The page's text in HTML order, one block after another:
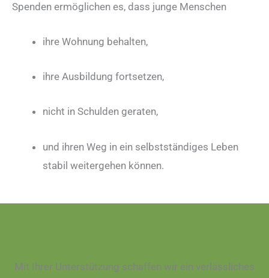
Spenden ermöglichen es, dass junge Menschen
ihre Wohnung behalten,
ihre Ausbildung fortsetzen,
nicht in Schulden geraten,
und ihren Weg in ein selbstständiges Leben
stabil weitergehen können.
Mit Ihrer Unterstützung schaffen wir ein verlässliches